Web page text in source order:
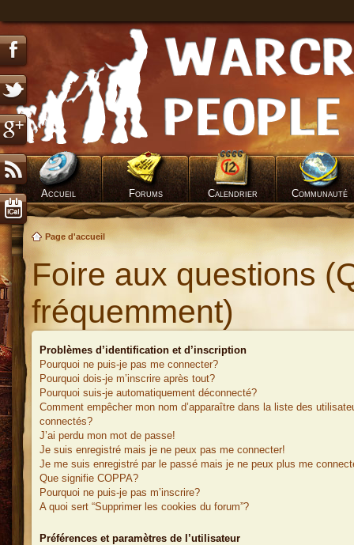
Accueil Forums Calendrier Communauté
Page d'accueil
Foire aux questions
fréquemment)
Problèmes d’identification et d’inscription
Pourquoi ne puis-je pas me connecter?
Pourquoi dois-je m’inscrire après tout?
Pourquoi suis-je automatiquement déconnecté?
Comment empêcher mon nom d’apparaître dans la liste des
connectés?
J’ai perdu mon mot de passe!
Je suis enregistré mais je ne peux pas me connecter!
Je me suis enregistré par le passé mais je ne peux plus me
Que signifie COPPA?
Pourquoi ne puis-je pas m’inscrire?
A quoi sert “Supprimer les cookies du forum”?
Préférences et paramètres de l’utilisateur